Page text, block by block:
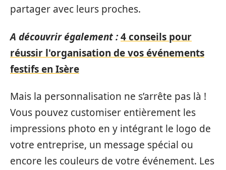
partager avec leurs proches.
A découvrir également :4 conseils pour
réussir l'organisation de vos événements
festifs en Isère
Mais la personnalisation ne s’arrête pas là !
Vous pouvez customiser entièrement les
impressions photo en y intégrant le logo de
votre entreprise, un message spécial ou
encore les couleurs de votre événement. Les